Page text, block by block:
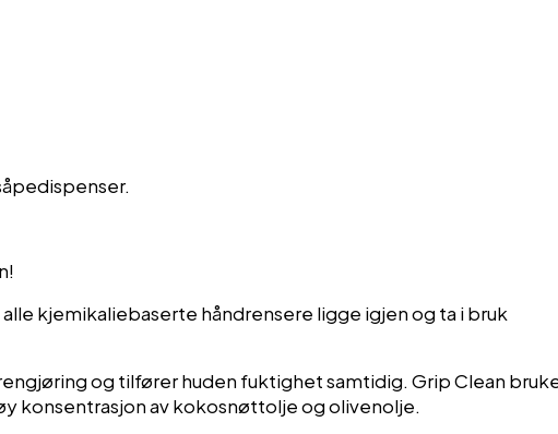
kjemikaliebaserte håndrensere ligge igjen og ta i bruk
og tilfører huden fuktighet samtidig. Grip Clean
av kokosnøttolje og olivenolje.